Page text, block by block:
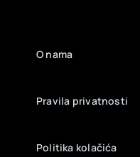
O nama
Pravila privatnosti
Politika kolačića